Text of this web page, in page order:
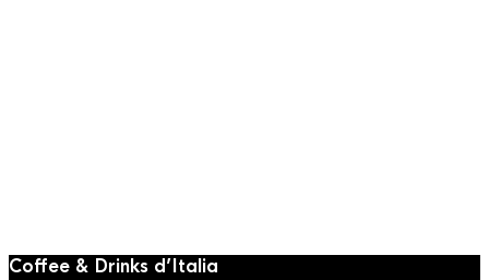
Coffee & Drinks d’Italia